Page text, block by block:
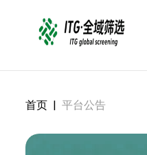
首页 | 平台公告